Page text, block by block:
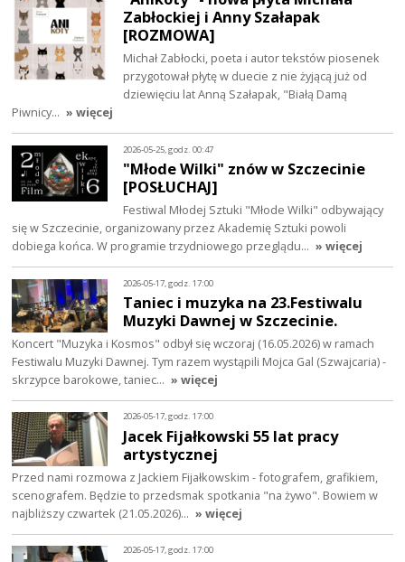
Zabłockiej i Anny Szałapak
[ROZMOWA]
Michał Zabłocki, poeta i autor tekstów piosenek
przygotował płytę w duecie z nie żyjącą już od
dziewięciu lat Anną Szałapak, "Białą Damą
Piwnicy… » więcej
2026-05-25, godz. 00:47
"Młode Wilki" znów w Szczecinie
[POSŁUCHAJ]
Festiwal Młodej Sztuki "Młode Wilki" odbywający
się w Szczecinie, organizowany przez Akademię Sztuki powoli
dobiega końca. W programie trzydniowego przeglądu… » więcej
2026-05-17, godz. 17:00
Taniec i muzyka na 23.Festiwalu
Muzyki Dawnej w Szczecinie.
Koncert "Muzyka i Kosmos" odbył się wczoraj (16.05.2026) w ramach
Festiwalu Muzyki Dawnej. Tym razem wystąpili Mojca Gal (Szwajcaria) -
skrzypce barokowe, taniec… » więcej
2026-05-17, godz. 17:00
Jacek Fijałkowski 55 lat pracy
artystycznej
Przed nami rozmowa z Jackiem Fijałkowskim - fotografem, grafikiem,
scenografem. Będzie to przedsmak spotkania "na żywo". Bowiem w
najbliższy czwartek (21.05.2026)… » więcej
2026-05-17, godz. 17:00